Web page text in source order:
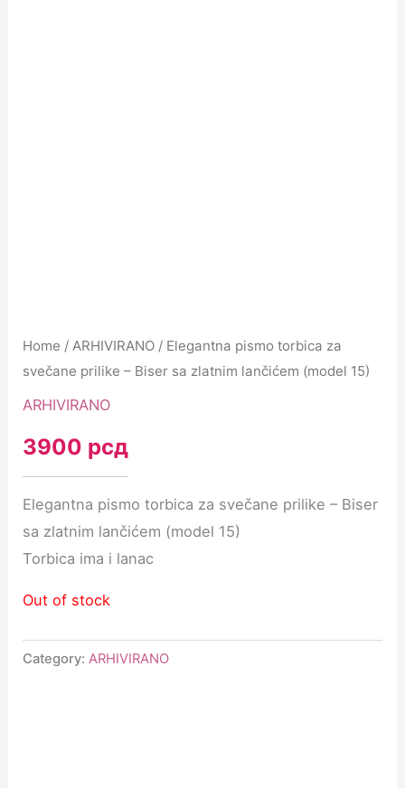
Home /ARHIVIRANO / Elegantna pismo torbica za
svečane prilike – Biser sa zlatnim lančićem (model 15)
ARHIVIRANO
3900 рсд
Elegantna pismo torbica za svečane prilike – Biser
sa zlatnim lančićem (model 15)
Torbica ima i lanac
Out of stock
Category:ARHIVIRANO